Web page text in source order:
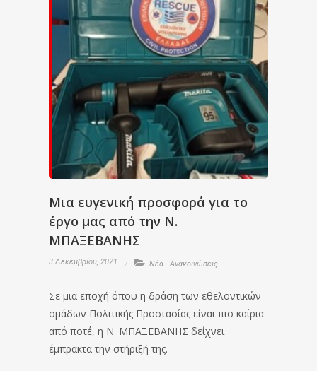
Μια ευγενική προσφορά για το
έργο μας από την Ν.
ΜΠΑΞΕΒΑΝΗΣ
3 Δεκεμβρίου, 2021 Νέα - Ανακοινώσεις
Σε μια εποχή όπου η δράση των εθελοντικών
ομάδων Πολιτικής Προστασίας είναι πιο καίρια
από ποτέ, η Ν. ΜΠΑΞΕΒΑΝΗΣ δείχνει
έμπρακτα την στήριξή της.